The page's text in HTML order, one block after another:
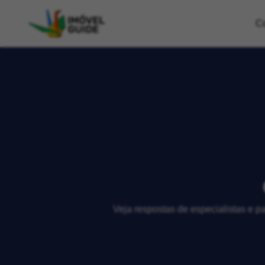
Veja respostas de especialistas e